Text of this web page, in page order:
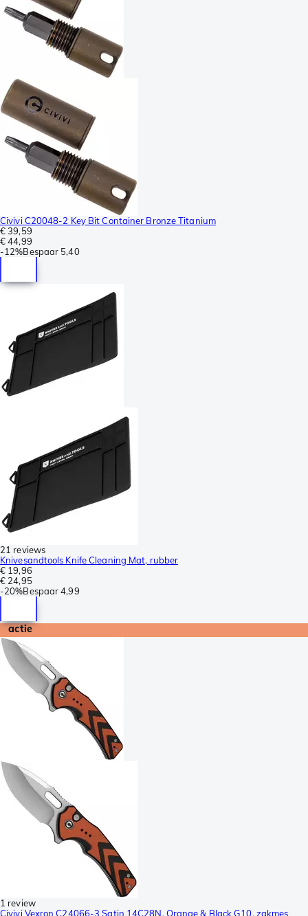
Civivi C20048-2 Key Bit Container Bronze Titanium
€ 39,59
€ 44,99
-12%Bespaar 5,40
21 reviews
Knivesandtools Knife Cleaning Mat, rubber
€ 19,96
€ 24,95
-20%Bespaar 4,99
actie
1 review
Civivi Vexron C24066-3 Satin 14C28N, Orange & Black G10, zakmes